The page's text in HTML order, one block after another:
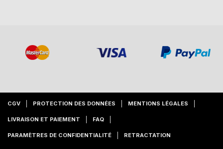
CGV PROTECTION DES DONNÉES MENTIONS LÉGALES
LIVRAISON ET PAIEMENT FAQ
PARAMÈTRES DE CONFIDENTIALITÉ RETRACTATION